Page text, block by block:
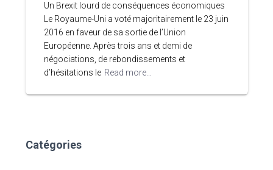
Un Brexit lourd de conséquences économiques
Le Royaume-Uni a voté majoritairement le 23 juin
2016 en faveur de sa sortie de l’Union
Européenne. Après trois ans et demi de
négociations, de rebondissements et
d’hésitations le Read more…
Catégories